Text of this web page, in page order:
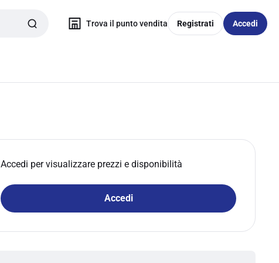
Trova il punto vendita Registrati Accedi
Accedi per visualizzare prezzi e disponibilità
Accedi